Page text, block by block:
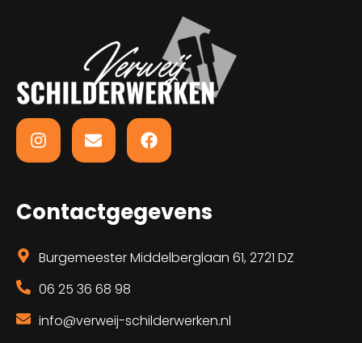
Contactgegevens
Burgemeester Middelberglaan 61, 2721 DZ
06 25 36 68 98
info@verweij-schilderwerken.nl